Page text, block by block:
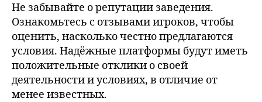
Не забывайте о репутации заведения.
Ознакомьтесь с отзывами игроков, чтобы
оценить, насколько честно предлагаются
условия. Надёжные платформы будут иметь
положительные отклики о своей
деятельности и условиях, в отличие от
менее известных.